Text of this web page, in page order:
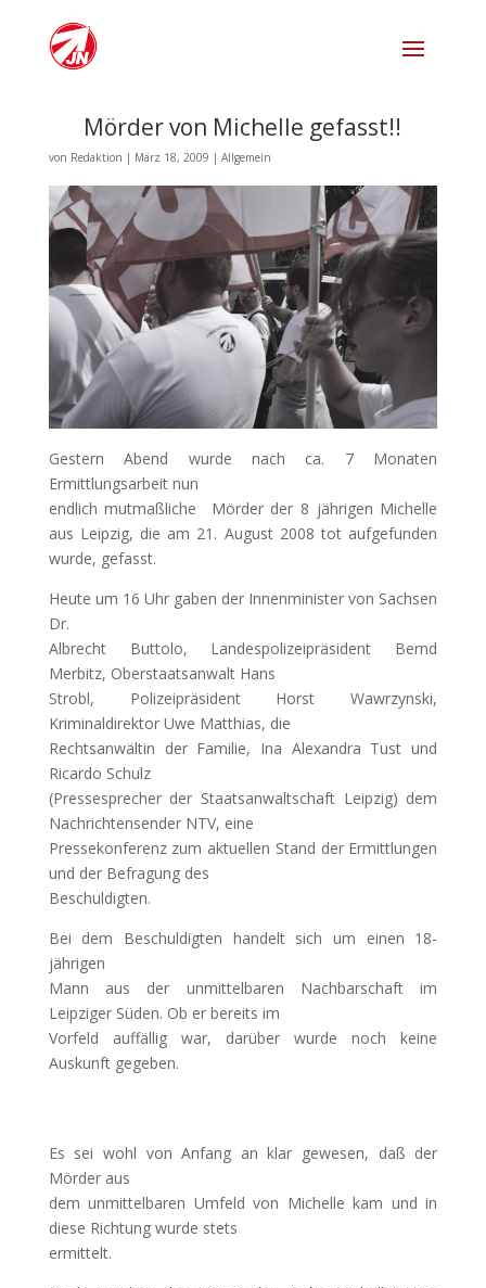
Mörder von Michelle gefasst!!
von Redaktion | März 18, 2009 | Allgemein
Gestern Abend wurde nach ca. 7 Monaten
Ermittlungsarbeit nun
endlich mutmaßliche
Mörder der 8 jährigen Michelle
aus Leipzig, die am 21. August 2008 tot aufgefunden
wurde, gefasst.
Heute um 16 Uhr gaben der Innenminister von Sachsen
Dr.
Albrecht Buttolo, Landespolizeipräsident Bernd
Merbitz, Oberstaatsanwalt Hans
Strobl, Polizeipräsident Horst Wawrzynski,
Kriminaldirektor Uwe Matthias, die
Rechtsanwältin der Familie, Ina Alexandra Tust und
Ricardo Schulz
(Pressesprecher der Staatsanwaltschaft Leipzig) dem
Nachrichtensender NTV, eine
Pressekonferenz zum aktuellen Stand der Ermittlungen
und der Befragung des
Beschuldigten.
Bei dem Beschuldigten handelt sich um einen 18-
jährigen
Mann aus der unmittelbaren Nachbarschaft im
Leipziger Süden. Ob er bereits im
Vorfeld auffällig war, darüber wurde noch keine
Auskunft gegeben.
Es sei wohl von Anfang an klar gewesen, daß der
Mörder aus
dem unmittelbaren Umfeld von Michelle kam und in
diese Richtung wurde stets
ermittelt.